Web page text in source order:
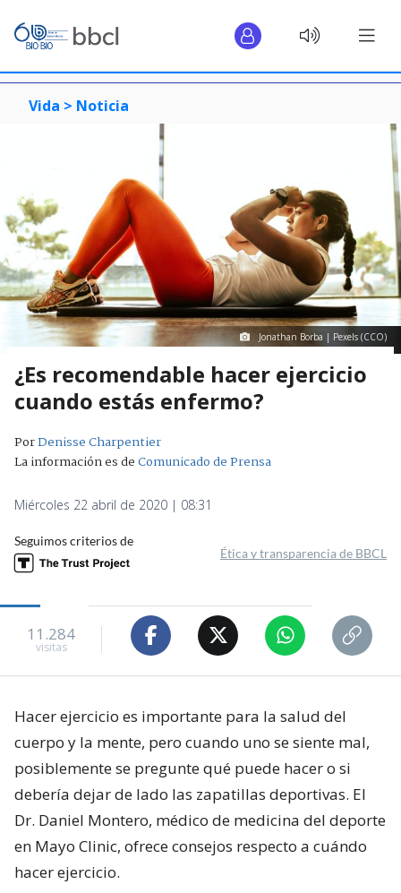
Vida > Noticia
Jonathan Borba | Pexels (CCO)
¿Es recomendable hacer ejercicio
cuando estás enfermo?
PorDenisse Charpentier
La información es deComunicado de Prensa
Miércoles 22 abril de 2020 | 08:31
Seguimos criterios de
Ética y transparencia de BBCL
11.284
visitas
Hacer ejercicio es importante para la salud del
cuerpo y la mente, pero cuando uno se siente mal,
posiblemente se pregunte qué puede hacer o si
debería dejar de lado las zapatillas deportivas. El
Dr. Daniel Montero, médico de medicina del deporte
en Mayo Clinic, ofrece consejos respecto a cuándo
hacer ejercicio.